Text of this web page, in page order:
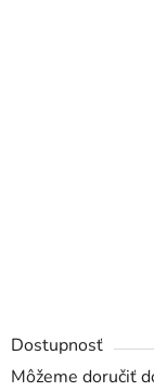
Dostupnosť
Môžeme doručiť